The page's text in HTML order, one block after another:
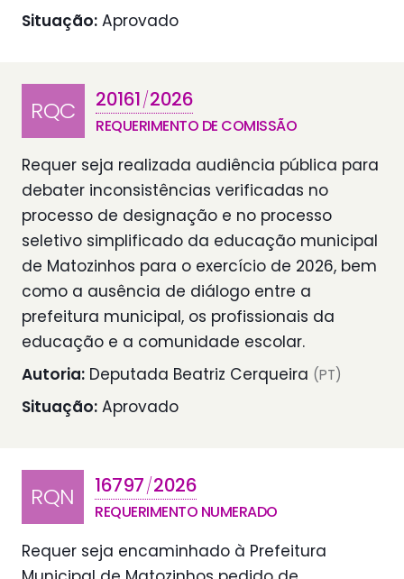
Situação: Aprovado
RQC 20161/2026
REQUERIMENTO DE COMISSÃO
Requer seja realizada audiência pública para
debater inconsistências verificadas no
processo de designação e no processo
seletivo simplificado da educação municipal
de Matozinhos para o exercício de 2026, bem
como a ausência de diálogo entre a
prefeitura municipal, os profissionais da
educação e a comunidade escolar.
Autoria: Deputada Beatriz Cerqueira (PT)
Situação: Aprovado
RQN 16797/2026
REQUERIMENTO NUMERADO
Requer seja encaminhado à Prefeitura